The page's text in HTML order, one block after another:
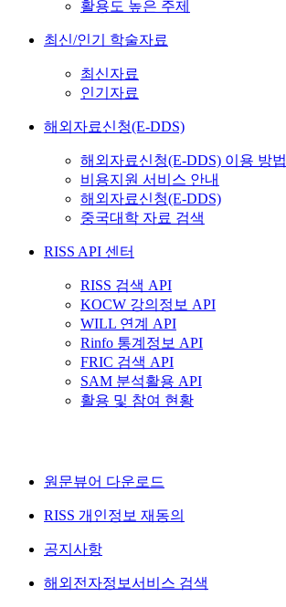
활용도 높은 주제
최신/인기 학술자료
최신자료
인기자료
해외자료신청(E-DDS)
해외자료신청(E-DDS) 이용 방법
비용지원 서비스 안내
해외자료신청(E-DDS)
중국대학 자료 검색
RISS API 센터
RISS 검색 API
KOCW 강의정보 API
WILL 연계 API
Rinfo 통계정보 API
FRIC 검색 API
SAM 분석활용 API
활용 및 참여 현황
원문뷰어 다운로드
RISS 개인정보 재동의
공지사항
해외전자정보서비스 검색